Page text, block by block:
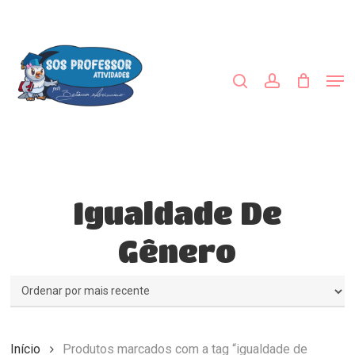
content
Igualdade De
Gênero
Início Produtos marcados com a tag “igualdade de